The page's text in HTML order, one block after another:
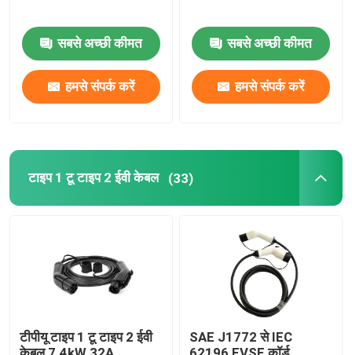
टाइप 1 टू टाइप 2 ईवी केबल
ईवी चार्जिंग एक्सेसरीज
सबसे अच्छी कीमत
हमसे संपर्क करें
सबसे अच्छी कीमत
हमसे संपर्क करें
टाइप 1 टू टाइप 2 ईवी केबल (33)
टीपीयू टाइप 1 टू टाइप 2 ईवी
SAE J1772 से IEC